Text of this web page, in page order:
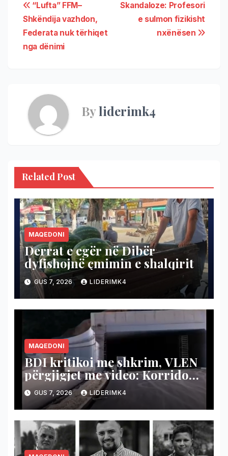
Skandaloze: Profesori
e sulmon fizikisht
nxënësen
“Lufta” FFM–
Shkëndija vazhdon,
Federata nuk tërhiqet
nga dënimi
Byliderimk4
Related Post
MAQEDONI
Derrat e egër në Dibër
dyfishojnë çmimin e shalqirit
GUS 7, 2026 LIDERIMK4
MAQEDONI
BDI kritikoi me shkrim, VLEN
përgjigjet me video: Korridori
8 po ndërtohet, BDI po
numëron bagerat!
GUS 7, 2026 LIDERIMK4